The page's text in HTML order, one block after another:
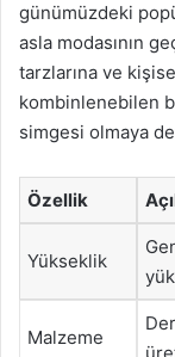
günümüzdeki
asla modasının
tarzlarına ve
kombinlenebilen
simgesi olmaya
Özellik
Yükseklik
Malzeme